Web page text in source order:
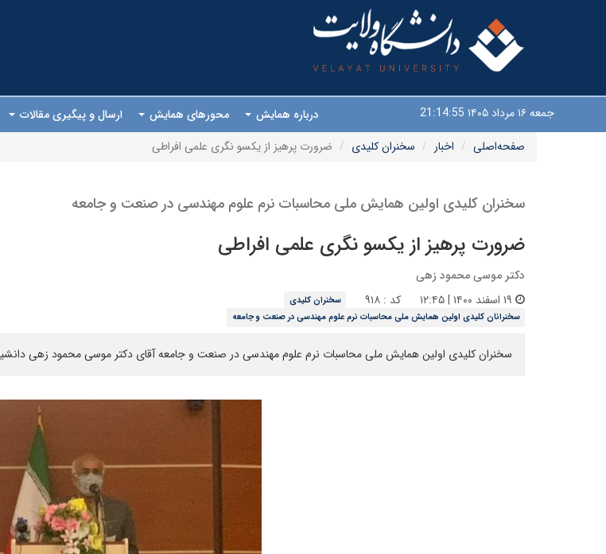
جمعه ۱۶ مرداد ۱۴۰۵ 21:14:55 درباره همایش محورهای همایش ارسال و پیگیری مقالات
صفحه‌اصلی
اخبار سخنران کلیدی ضرورت پرهیز از یکسو نگری علمی افراطی
سخنران کلیدی اولین همایش ملی محاسبات نرم علوم مهندسی در صنعت و جامعه
ضرورت پرهیز از یکسو نگری علمی افراطی
دکتر موسی محمود زهی
کد : ۹۱۸
سخنران کلیدی
سخنرانان کلیدی اولین همایش ملی محاسبات نرم علوم مهندسی در صنعت و جامعه
سخنران کلیدی اولین همایش ملی محاسبات نرم علوم مهندسی در صنعت و جامعه آقای دکتر موسی محمود زهی